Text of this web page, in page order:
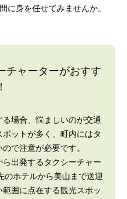
に身を任せてみませんか。
チャーターがおすす
場合、悩ましいのが交通
ットが多く、町内にはタ
で注意が必要です。
出発するタクシーチャー
のホテルから美山まで送迎
囲に点在する観光スポッ